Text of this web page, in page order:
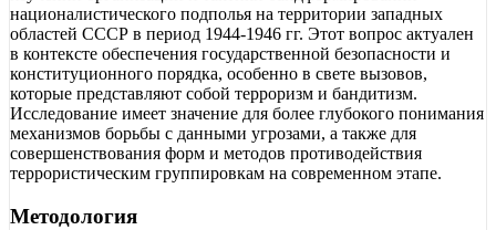
националистического подполья на территории западных
областей СССР в период 1944-1946 гг. Этот вопрос актуален
в контексте обеспечения государственной безопасности и
конституционного порядка, особенно в свете вызовов,
которые представляют собой терроризм и бандитизм.
Исследование имеет значение для более глубокого понимания
механизмов борьбы с данными угрозами, а также для
совершенствования форм и методов противодействия
террористическим группировкам на современном этапе.
Методология